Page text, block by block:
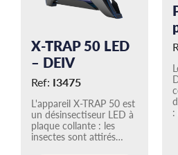
X-TRAP 50 LED
– DEIV
Ref: I3475
L'appareil X-TRAP 50 est
un désinsectiseur LED à
plaque collante : les
insectes sont attirés…